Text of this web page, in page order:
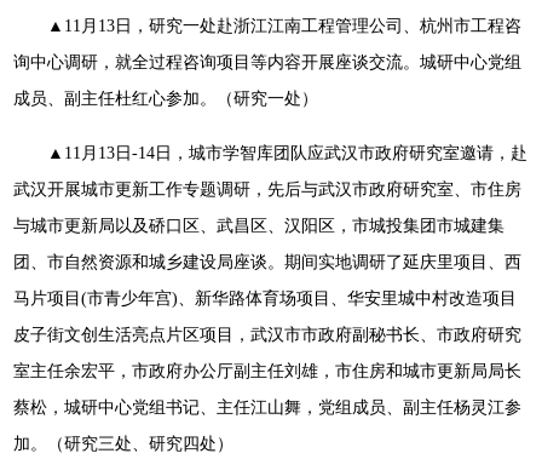
▲11月13日，研究一处赴浙江江南工程管理公司、杭州市工程咨
询中心调研，就全过程咨询项目等内容开展座谈交流。城研中心党组
成员、副主任杜红心参加。（研究一处）
▲11月13日-14日，城市学智库团队应武汉市政府研究室邀请，赴
武汉开展城市更新工作专题调研，先后与武汉市政府研究室、市住房
与城市更新局以及硚口区、武昌区、汉阳区，市城投集团市城建集
团、市自然资源和城乡建设局座谈。期间实地调研了延庆里项目、西
马片项目(市青少年宫)、新华路体育场项目、华安里城中村改造项目
皮子街文创生活亮点片区项目，武汉市市政府副秘书长、市政府研究
室主任余宏平，市政府办公厅副主任刘雄，市住房和城市更新局局长
蔡松，城研中心党组书记、主任江山舞，党组成员、副主任杨灵江参
加。（研究三处、研究四处）